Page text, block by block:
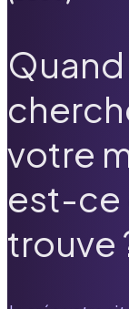
votre
est-ce
trouve